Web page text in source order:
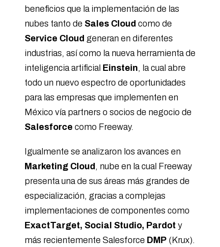
beneficios que la implementación de las
nubes tanto de Sales Cloud como de
Service Cloud generan en diferentes
industrias, así como la nueva herramienta de
inteligencia artificial Einstein, la cual abre
todo un nuevo espectro de oportunidades
para las empresas que implementen en
México vía partners o socios de negocio de
Salesforce como Freeway.
Igualmente se analizaron los avances en
Marketing Cloud , nube en la cual Freeway
presenta una de sus áreas más grandes de
especialización, gracias a complejas
implementaciones de componentes como
ExactTarget, Social Studio, Pardot y
más recientemente Salesforce DMP(Krux).